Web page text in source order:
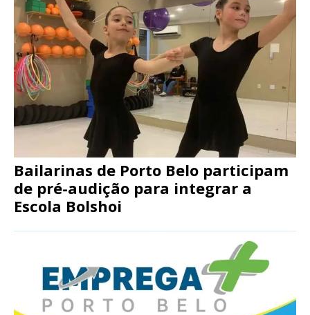
Bailarinas de Porto Belo participam
de pré-audição para integrar a
Escola Bolshoi